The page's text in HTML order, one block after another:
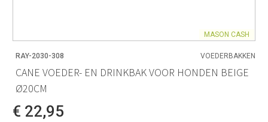
MASON CASH
RAY-2030-308 VOEDERBAKKEN
CANE VOEDER- EN DRINKBAK VOOR HONDEN BEIGE
Ø20CM
€ 22,95